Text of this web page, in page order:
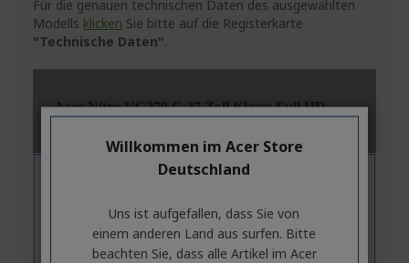
Für die genauen technischen Daten des ausgewählten
Modells klicken Sie bitte auf die Registerkarte
"Technische Daten".
Willkommen im Acer Store
Deutschland
Uns ist aufgefallen, dass Sie von
einem anderen Land aus surfen. Bitte
beachten Sie, dass alle Artikel im Acer